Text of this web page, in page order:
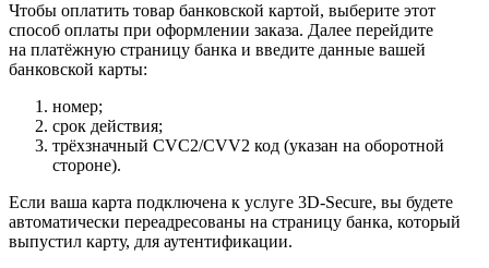
Чтобы оплатить товар банковской картой, выберите этот
способ оплаты при оформлении заказа. Далее перейдите
на платёжную страницу банка и введите данные вашей
банковской карты:
номер;
срок действия;
трёхзначный CVC2/CVV2 код (указан на оборотной
стороне).
Если ваша карта подключена к услуге 3D-Secure, вы будете
автоматически переадресованы на страницу банка, который
выпустил карту, для аутентификации.